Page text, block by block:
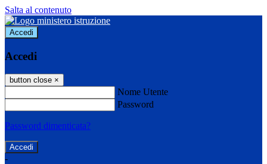
Salta al contenuto
Accedi
Accedi
button close ×
Nome Utente
Password
Password dimenticata?
-